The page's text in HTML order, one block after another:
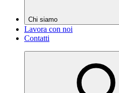
Chi siamo
Lavora con noi
Contatti